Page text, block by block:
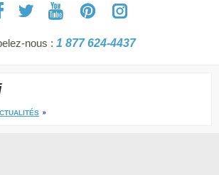
nous : 1 877 624-4437